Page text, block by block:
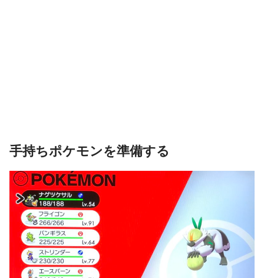
手持ちポケモンを準備する